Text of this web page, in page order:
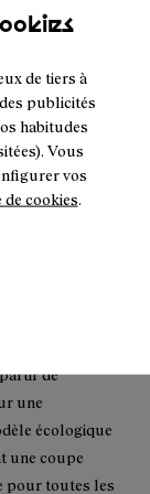
de tiers à
publicités
habitudes
Vous
vos
cookies.
disponible.
de
une
écologique
une coupe
pour toutes les